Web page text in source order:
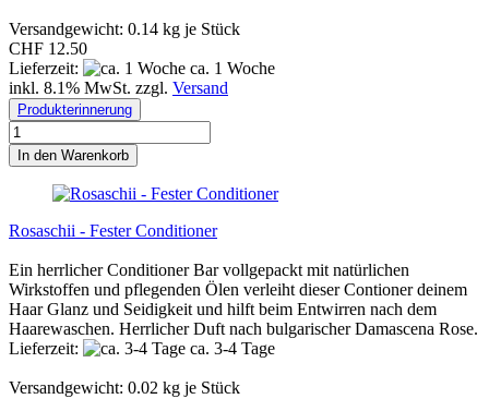
Versandgewicht: 0.14 kg je Stück
CHF 12.50
Lieferzeit:
ca. 1 Woche
inkl. 8.1% MwSt. zzgl. Versand
Produkterinnerung
In den Warenkorb
Rosaschii - Fester Conditioner
Ein herrlicher Conditioner Bar vollgepackt mit natürlichen
Wirkstoffen und pflegenden Ölen verleiht dieser Contioner deinem
Haar Glanz und Seidigkeit und hilft beim Entwirren nach dem
Haarewaschen. Herrlicher Duft nach bulgarischer Damascena Rose.
Lieferzeit:
ca. 3-4 Tage
Versandgewicht: 0.02 kg je Stück